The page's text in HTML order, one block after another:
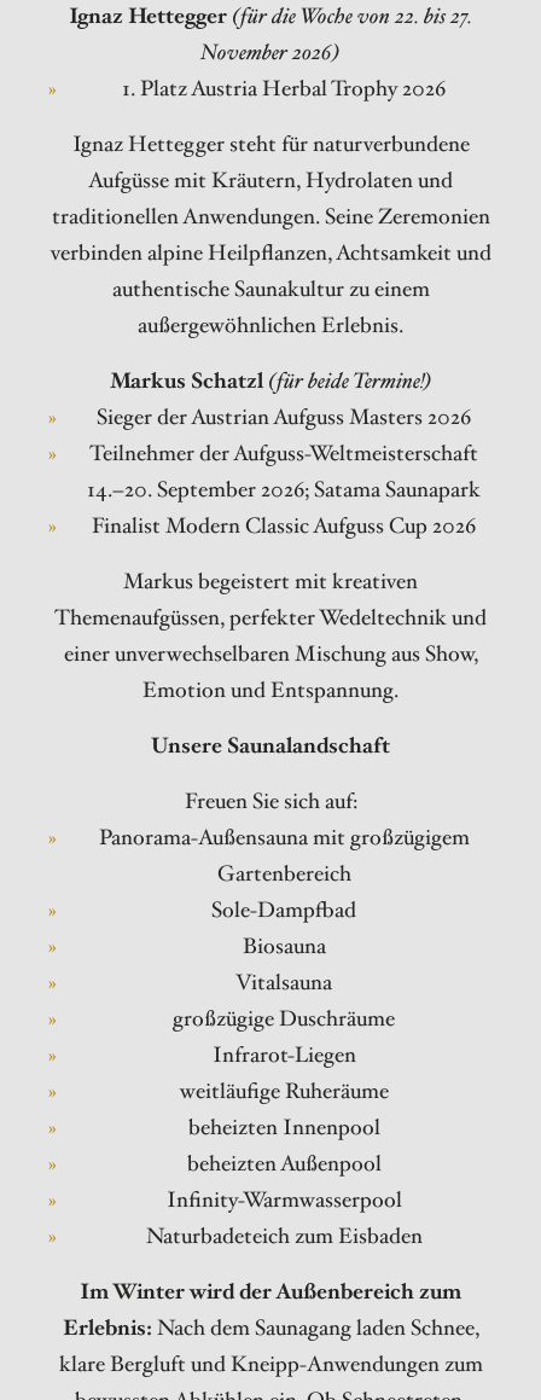
Ignaz Hettegger (für die Woche von 22. bis 27.
November 2026)
1. Platz Austria Herbal Trophy 2026
Ignaz Hettegger steht für naturverbundene
Aufgüsse mit Kräutern, Hydrolaten und
traditionellen Anwendungen. Seine Zeremonien
verbinden alpine Heilpflanzen, Achtsamkeit und
authentische Saunakultur zu einem
außergewöhnlichen Erlebnis.
Markus Schatzl (für beide Termine!)
Sieger der Austrian Aufguss Masters 2026
Teilnehmer der Aufguss-Weltmeisterschaft
14.–20. September 2026; Satama Saunapark
Finalist Modern Classic Aufguss Cup 2026
Markus begeistert mit kreativen
Themenaufgüssen, perfekter Wedeltechnik und
einer unverwechselbaren Mischung aus Show,
Emotion und Entspannung.
Unsere Saunalandschaft
Freuen Sie sich auf:
Panorama-Außensauna mit großzügigem
Gartenbereich
Sole-Dampfbad
Biosauna
Vitalsauna
großzügige Duschräume
Infrarot-Liegen
weitläufige Ruheräume
beheizten Innenpool
beheizten Außenpool
Infinity-Warmwasserpool
Naturbadeteich zum Eisbaden
Im Winter wird der Außenbereich zum
Erlebnis: Nach dem Saunagang laden Schnee,
klare Bergluft und Kneipp-Anwendungen zum